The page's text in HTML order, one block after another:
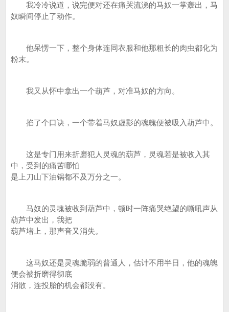
我冷冷说道，说完便对还在痛哭流涕的马奴一掌轰出，马
奴瞬间停止了动作。
他呆愣一下，整个身体连同衣服和他那粗长的肉虫都化为
粉末。
我又从怀中拿出一个葫芦，对准马奴的方向。
掐了个口诀，一个带着马奴虚影的魂魄便被吸入葫芦中。
这是专门用来折磨犯人灵魂的葫芦，灵魂若是被收入其
中，受到的痛苦哪怕
是上刀山下油锅都不及万分之一。
马奴的灵魂被收到葫芦中，顿时一阵痛哭绝望的嘶吼声从
葫芦中发出，我把
葫芦堵上，那声音又消失。
这马奴还是灵魂脆弱的普通人，估计不用半日，他的魂魄
便会被折磨得彻底
消散，连投胎的机会都没有。